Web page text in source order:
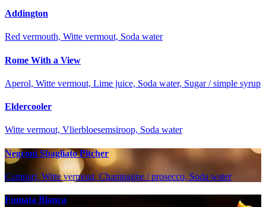
Addington
Red vermouth, Witte vermout, Soda water
Rome With a View
Aperol, Witte vermout, Lime juice, Soda water, Sugar / simple syrup
Eldercooler
Witte vermout, Vlierbloesemsiroop, Soda water
Negroni Sbagliato Pitcher
Campari, Witte vermout, Champagne / prosecco, Soda water
Fumata Bianca